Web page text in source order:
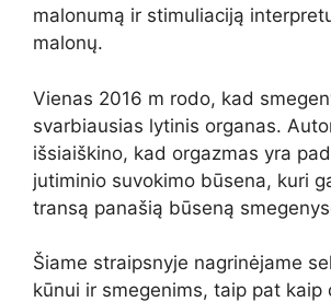
malonumą ir stimuliaciją
malonų.
Vienas 2016 m rodo, kad
svarbiausias lytinis organas.
išsiaiškino, kad orgazmas yra
jutiminio suvokimo būsena, kuri
transą panašią būseną
Šiame straipsnyje nagrinėjame
kūnui ir smegenims, taip pat kaip